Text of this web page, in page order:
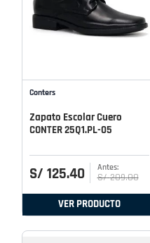
Conters
Zapato Escolar Cuero
CONTER 25Q1.PL-05
S/ 125.40 S/ 209.00
VER PRODUCTO